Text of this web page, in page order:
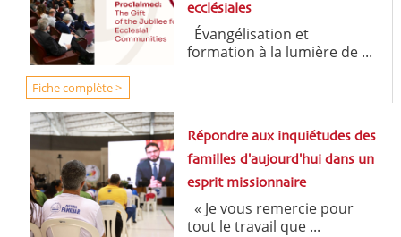
ecclésiales
Évangélisation et
formation à la lumière de ...
Fiche complète >
Répondre aux inquiétudes des
familles d'aujourd'hui dans un
esprit missionnaire
« Je vous remercie pour
tout le travail que ...